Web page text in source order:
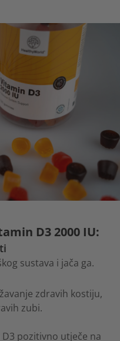
D3 2000 IU:
sustava i jača ga.
zdravih kostiju,
zubi.
pozitivno utječe na